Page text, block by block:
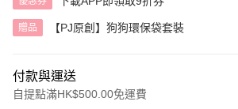
贈品 【PJ原創】狗狗環保袋套裝
付款與運送
自提點滿HK$500.00免運費